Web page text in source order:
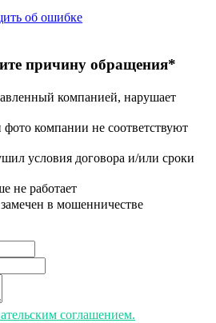
об ошибке
причину обращения*
компанией, нарушает
компании не соответствуют
условия договора и/или сроки
не работает
в мошенничестве
соглашением.